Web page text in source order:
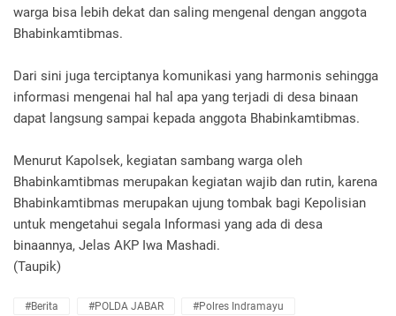
warga bisa lebih dekat dan saling mengenal dengan anggota
Bhabinkamtibmas.
Dari sini juga terciptanya komunikasi yang harmonis sehingga
informasi mengenai hal hal apa yang terjadi di desa binaan
dapat langsung sampai kepada anggota Bhabinkamtibmas.
Menurut Kapolsek, kegiatan sambang warga oleh
Bhabinkamtibmas merupakan kegiatan wajib dan rutin, karena
Bhabinkamtibmas merupakan ujung tombak bagi Kepolisian
untuk mengetahui segala Informasi yang ada di desa
binaannya, Jelas AKP Iwa Mashadi.
(Taupik)
#Berita #POLDA JABAR #Polres Indramayu